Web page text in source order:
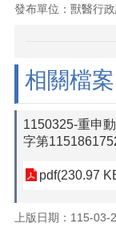
發布單位：獸醫行
相關檔案
1150325-重申
字第
pdf(230.97
上版日期：115-03-